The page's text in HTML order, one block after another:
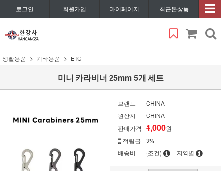
로그인 회원가입 마이페이지 최근본상품
생활용품 기타용품 ETC
미니 카라비너 25mm 5개 세트
브랜드
CHINA
원산지
CHINA
판매가격 4,000원
적립금
3%
배송비
(조건) 지역별